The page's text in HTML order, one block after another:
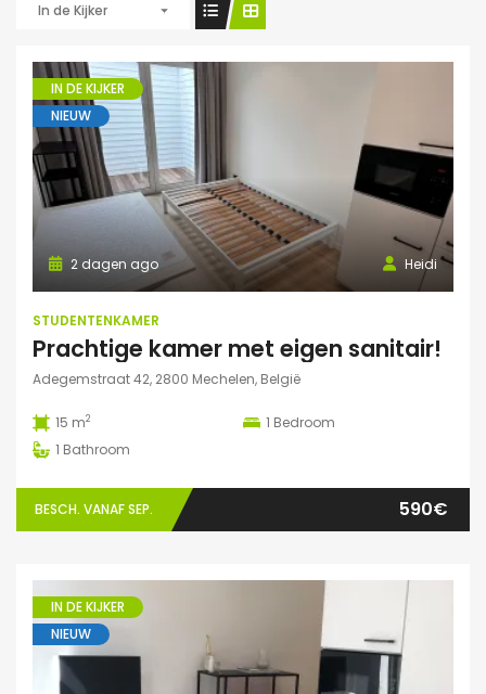
In de Kijker
IN DE KIJKER
NIEUW
Heidi
2 dagen ago
STUDENTENKAMER
Prachtige kamer met eigen sanitair!
Adegemstraat 42, 2800 Mechelen, België
15 m2 1 Bedroom
1 Bathroom
BESCH. VANAF SEP. 590€
IN DE KIJKER
NIEUW